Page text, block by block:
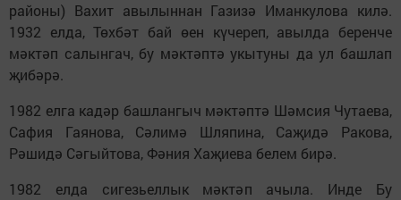
районы) Вахит авылыннан Газизә Иманкулова килә.
1932 елда, Төхбәт бай өен күчереп, авылда беренче
мәктәп салынгач, бу мәктәптә укытуны да ул башлап
җибәрә.
1982 елга кадәр башлангыч мәктәптә Шәмсия Чутаева,
Сафия Гаянова, Сәлимә Шляпина, Саҗидә Ракова,
Рәшидә Сәгыйтова, Фәния Хаҗиева белем бирә.
1982 елда сигезьеллык мәктәп ачыла. Инде Бу